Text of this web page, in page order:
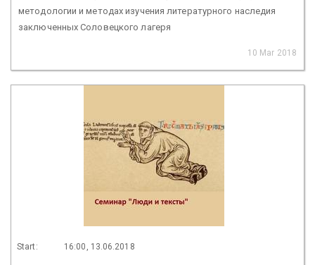
методологии и методах изучения литературного наследия
заключенных Соловецкого лагеря
10 Mar 2018
Start: 16:00, 13.06.2018